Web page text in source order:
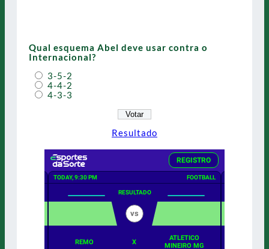
Qual esquema Abel deve usar contra o
Internacional?
3-5-2
4-4-2
4-3-3
Resultado